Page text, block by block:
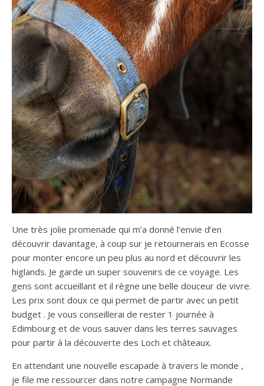
Une très jolie promenade qui m’a donné l’envie d’en
découvrir davantage, à coup sur je retournerais en Ecosse
pour monter encore un peu plus au nord et découvrir les
higlands. Je garde un super souvenirs de ce voyage. Les
gens sont accueillant et il règne une belle douceur de vivre.
Les prix sont doux ce qui permet de partir avec un petit
budget . Je vous conseillerai de rester 1 journée à
Edimbourg et de vous sauver dans les terres sauvages
pour partir à la découverte des Loch et châteaux.
En attendant une nouvelle escapade à travers le monde ,
je file me ressourcer dans notre campagne Normande